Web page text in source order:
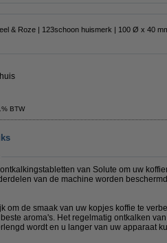
& Roze | 123schoon huismerk | 100 Ø x 40
BTW
van Solute om uw
van de machine worden
om de smaak van uw kopjes koffie te
aroma's. Het regelmatig ontkalken
wordt en u langer van uw apparaat